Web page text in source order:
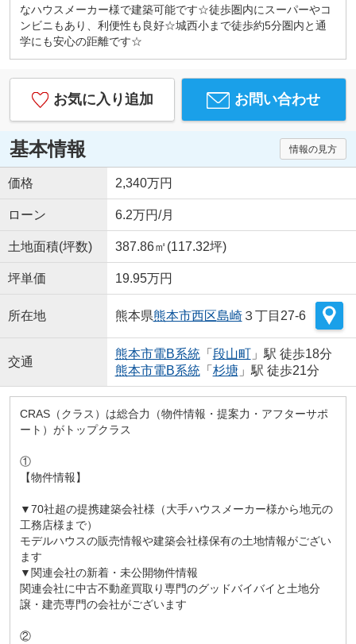
なハウスメーカー様で建築可能です☆徒歩圏内にスーパーやコ
ンビニもあり、利便性も良好☆城西小まで徒歩約5分圏内と通
学にも安心の距離です☆
お気に入り追加 お問い合わせ
基本情報 情報の見方
価格 2,340万円
ローン 6.2万円/月
土地面積(坪数) 387.86㎡(117.32坪)
坪単価 19.95万円
所在地 熊本県熊本市西区島崎３丁目27-6
交通
熊本市電B系統「 段山町」駅 徒歩18分
熊本市電B系統「 杉塘」駅 徒歩21分
CRAS（クラス）は総合力（物件情報・提案力・アフターサポ
ート）がトップクラス
①
【物件情報】
▼70社超の提携建築会社様（大手ハウスメーカー様から地元の
工務店様まで）
モデルハウスの販売情報や建築会社様保有の土地情報がござい
ます
▼関連会社の新着・未公開物件情報
関連会社に中古不動産買取り専門のグッドバイバイと土地分
譲・建売専門の会社がございます
②